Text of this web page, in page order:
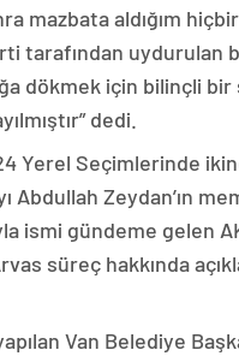
mazbata aldığım
tarafından uydurulan
dökmek için bilinçli bir
dedi.
Yerel Seçimlerinde
Abdullah Zeydan’ın
ismi gündeme gelen
süreç hakkında
Van Belediye